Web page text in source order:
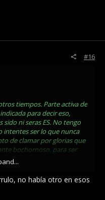
#16
tiempos. Parte activa de
para decir eso,
ni seras ES. No tengo
intentes ser lo que nunca
de clamar por glorias que
bochornoso, para ser
no te lo tomo a mal. Eres
amistoso.
parte de ese gremio. Solo
recuerdo por los tiempos
no había otro en esos